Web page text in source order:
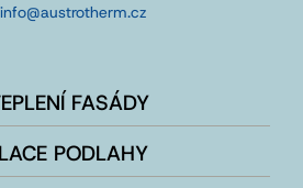
info@austrotherm.cz
FASÁDY
PODLAHY